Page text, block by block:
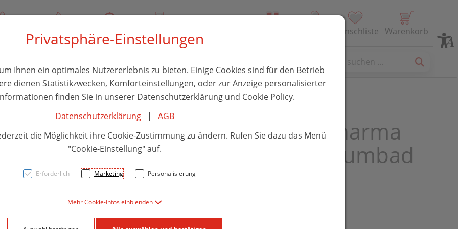
Über uns Rezept-Anfrage Service Wunschliste Warenkorb
Sebamed/sebapharma
Vital Dusch+schaumbad
400ml
Privatsphäre-Einstellungen
Ihnen ein optimales Nutzererlebnis zu bieten. Einige Cookies sind für den Betrieb
dienen Statistikzwecken, Komforteinstellungen, oder zur Anzeige personalisierter
finden Sie in unserer Datenschutzerklärung und Cookie Policy.
Datenschutzerklärung| AGB
die Möglichkeit ihre Cookie-Zustimmung zu ändern. Rufen Sie dazu das Menü
"Cookie-Einstellung" auf.
Erforderlich Marketing Personalisierung
Mehr Cookie-Infos einblenden